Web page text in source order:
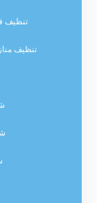
تنظيف
تنظيف